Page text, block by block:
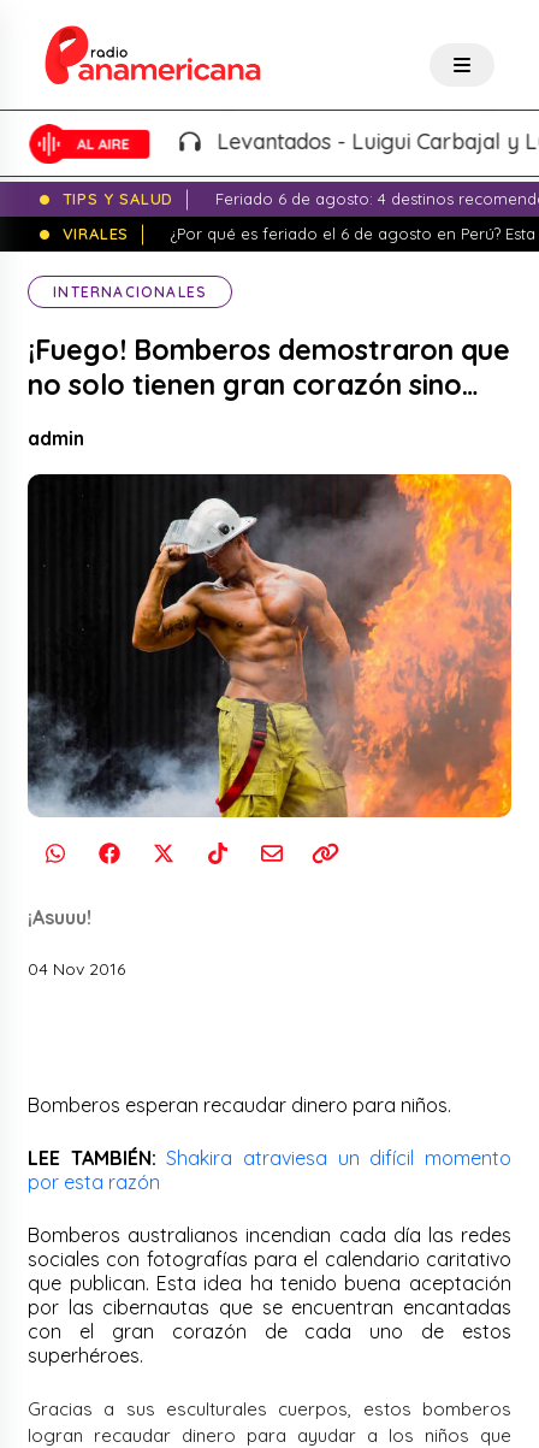
Levantados - Luigui Carbajal y Luciana
TIPS Y SALUD
Feriado 6 de agosto: 4 destinos
VIRALES
¿Por qué es feriado el 6 de agosto en Perú?
INTERNACIONALES
¡Fuego! Bomberos demostraron que
no solo tienen gran corazón sino…
admin
¡Asuuu!
04 Nov 2016
Bomberos esperan recaudar dinero para niños.
LEE TAMBIÉN: Shakira atraviesa un difícil momento
por esta razón
Bomberos australianos incendian cada día las redes
sociales con fotografías para el calendario caritativo
que publican. Esta idea ha tenido buena aceptación
por las cibernautas que se encuentran encantadas
con el gran corazón de cada uno de estos
superhéroes.
Gracias a sus esculturales cuerpos, estos bomberos
logran recaudar dinero para ayudar a los niños que